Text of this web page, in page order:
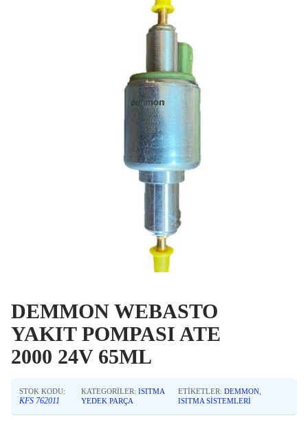
DEMMON WEBASTO
YAKIT POMPASI ATE
2000 24V 65ML
STOK KODU:
KFS 762011
KATEGORILER:ISITMA
YEDEK PARÇA
ETIKETLER: DEMMON,
ISITMA SISTEMLERI